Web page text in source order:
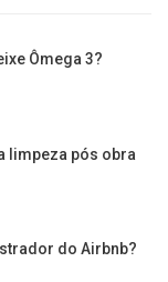
Ômega 3?
limpeza pós obra
do Airbnb?